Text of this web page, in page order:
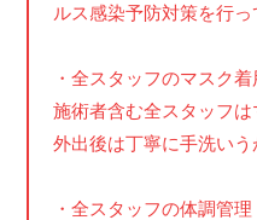
ルス感染予防対策を行っ
・全スタッフのマスク
施術者含む全スタッフは
外出後は丁寧に手洗いう
・全スタッフの体調管理